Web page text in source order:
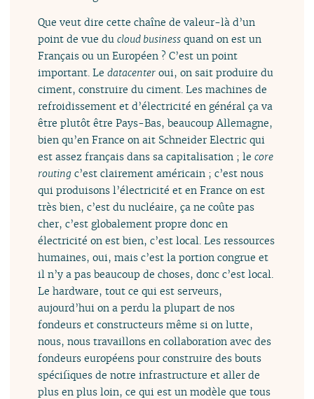
Que veut dire cette chaîne de valeur-là d’un
point de vue ducloud business quand on est un
Français ou un Européen ? C’est un point
important. Ledatacenter oui, on sait produire du
ciment, construire du ciment. Les machines de
refroidissement et d’électricité en général ça va
être plutôt être Pays-Bas, beaucoup Allemagne,
bien qu’en France on ait Schneider Electric qui
est assez français dans sa capitalisation ; lecore
routing c’est clairement américain ; c’est nous
qui produisons l’électricité et en France on est
très bien, c’est du nucléaire, ça ne coûte pas
cher, c’est globalement propre donc en
électricité on est bien, c’est local. Les ressources
humaines, oui, mais c’est la portion congrue et
il n’y a pas beaucoup de choses, donc c’est local.
Le hardware, tout ce qui est serveurs,
aujourd’hui on a perdu la plupart de nos
fondeurs et constructeurs même si on lutte,
nous, nous travaillons en collaboration avec des
fondeurs européens pour construire des bouts
spécifiques de notre infrastructure et aller de
plus en plus loin, ce qui est un modèle que tous